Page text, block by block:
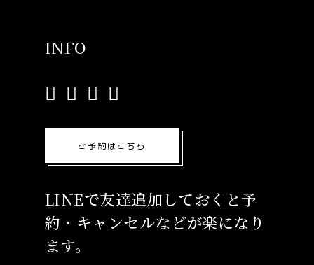
INFO
ご予約はこちら
LINEで友達追加しておくと予
約・キャンセルなどが楽になり
ます。